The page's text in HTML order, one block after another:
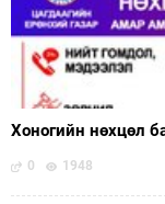
Хоногийн нөхцөл
0 1948